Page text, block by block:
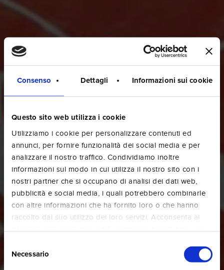
Consenso Dettagli Informazioni sui cookie
Questo sito web utilizza i cookie
Utilizziamo i cookie per personalizzare contenuti ed
annunci, per fornire funzionalità dei social media e per
analizzare il nostro traffico. Condividiamo inoltre
informazioni sul modo in cui utilizza il nostro sito con i
nostri partner che si occupano di analisi dei dati web,
pubblicità e social media, i quali potrebbero combinarle
con altre informazioni che ha fornito loro o che hanno
raccolto dal suo utilizzo dei loro servizi. Acconsenta ai
delNecessario